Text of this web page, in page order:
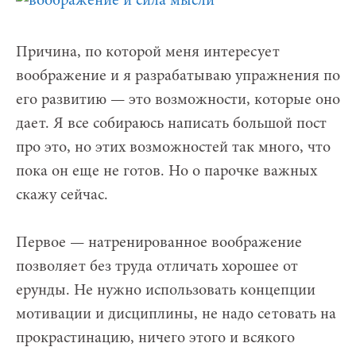
Причина, по которой меня интересует
воображение и я разрабатываю упражнения по
его развитию — это возможности, которые оно
дает. Я все собираюсь написать большой пост
про это, но этих возможностей так много, что
пока он еще не готов. Но о парочке важных
скажу сейчас.
Первое — натренированное воображение
позволяет без труда отличать хорошее от
ерунды. Не нужно использовать концепции
мотивации и дисциплины, не надо сетовать на
прокрастинацию, ничего этого и всякого